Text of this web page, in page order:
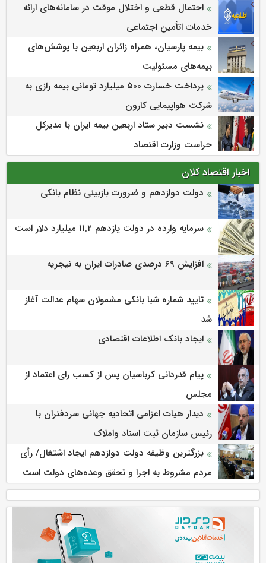
احتمال قطعی و اختلال موقت در سامانه‌های ارائه
خدمات اتأمین اجتماعی
بیمه پارسیان، همراه زائران اربعین با پوشش‌های
بیمه‌های مسئولیت
پرداخت خسارت ۵۰۰ میلیارد تومانی بیمه رازی به
شرکت هواپیمایی کارون
نشست دبیر ستاد اربعین بیمه ایران با مدیرکل
حراست وزارت اقتصاد
اخبار اقتصاد کلان
دولت دوازدهم و ضرورت بازبینی نظام بانکی
سرمایه وارده در دولت یازدهم ۱۱.۲ میلیارد دلار است
افزایش 69 درصدی صادرات ایران به نیجریه
تایید شماره شبا بانکی مشمولان سهام عدالت آغاز
شد
ایجاد بانک اطلاعات اقتصادی
پیام قدردانی کرباسیان پس از کسب رای اعتماد از
مجلس
دیدار هیات اعزامی اتحادیه جهانی سردفتران با
رئیس سازمان ثبت اسناد واملاک
بزرگترین وظیفه دولت دوازدهم ایجاد اشتغال/ رأی
مردم مشروط به اجرا و تحقق وعده‌های دولت است